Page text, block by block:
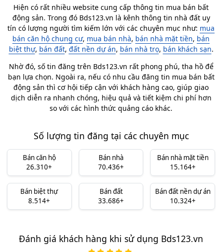
ích. Tại Hà Nội, nguồn cung loại hình này không còn nhiều,
chủ yếu là các giao dịch chuyển nhượng các dự án đã hình
thành trước đó.
Bán đất nông nghiệp
Do giá thành rẻ, đất nông nghiệp hay đất trồng cây lâu năm
cũng đang được người mua chú ý đến. Họ mua để làm mô
hình nhà vườn, trang trại nhỏ hoặc chờ cơ hội để chuyển đổi
mục đích sử dụng. Tuy nhiên, việc quản lý đất đai và quy
hoạch đang được siết rất chặt. Không phải khu vực nào cũng
nghiệp cũng phải tuân thủ theo đúng quy định của nhà nước.
Giá bán đất tại Hà Nội cập nhật mới nhất
T08/2026
Giá bán đất Hà Nội có sự chênh lệch khá lớn giữa khu vực nội
thành, ven đô và ngoại thành. Mức giá phụ thuộc vào vị trí,
Khu vực nội thành: Đất thổ cư tại Ba Đình Đống Đa
Hiện có rất nhiều website cung cấp thông tin mua bán bất
động sản. Trong đó Bds123.vn là kênh thông tin nhà đất uy
tín có lượng người tìm kiếm lớn với các chuyên mục như: mua
bán căn hộ chung cư, mua bán nhà, bán nhà mặt tiền, bán
biệt thự, bán đất, đất nền dự án, bán nhà trọ, bán khách sạn.
Nhờ đó, số tin đăng trên Bds123.vn rất phong phú, tha hồ để
bạn lựa chọn. Ngoài ra, nếu có nhu cầu đăng tin mua bán bất
động sản thì cơ hội tiếp cận với khách hàng cao, giúp giao
dịch diễn ra nhanh chóng, hiệu quả và tiết kiệm chi phí hơn
so với các hình thức quảng cáo khác.
Số lượng tin đăng tại các chuyên mục
Bán căn hộ
26.310+
Bán nhà
70.436+
Bán nhà mặt tiền
15.164+
Bán biệt thự
8.514+
Bán đất
33.686+
Bán đất nền dự án
10.324+
Đánh giá khách hàng khi sử dụng Bds123.vn